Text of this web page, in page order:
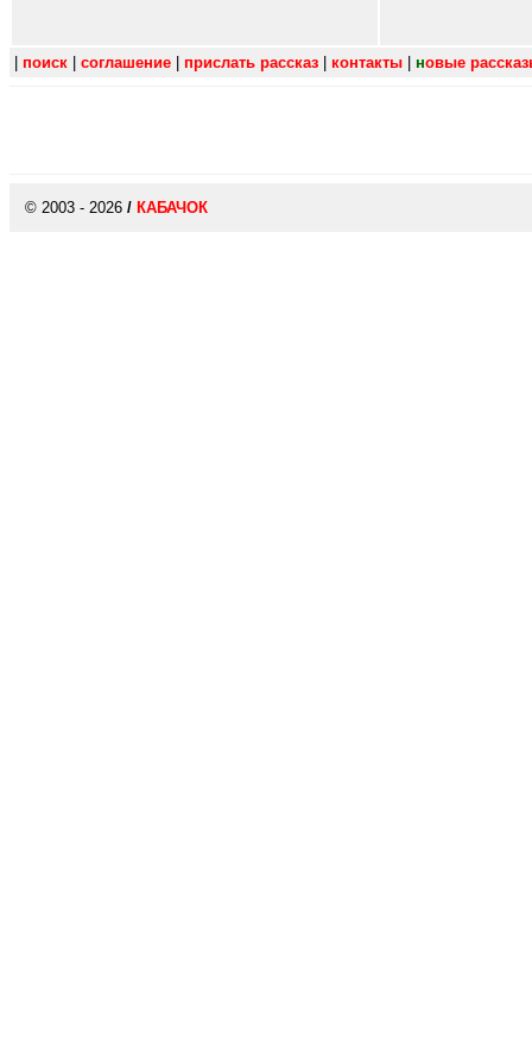
поиск соглашение прислать рассказ контакты новые
© 2003 - 2026 / КАБАЧОК